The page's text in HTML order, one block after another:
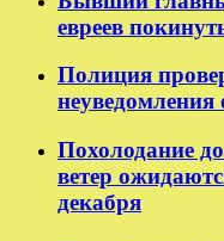
евреев
Полиция
Похолодание
ветер
декабря